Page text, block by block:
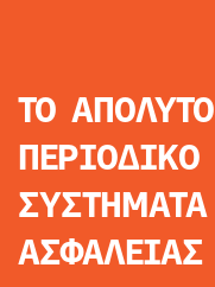
ΤΟ ΑΠΟΛΥΤΟ
ΠΕΡΙΟΔΙΚΟ
ΣΥΣΤΗΜΑΤΑ
ΑΣΦΑΛΕΙΑΣ